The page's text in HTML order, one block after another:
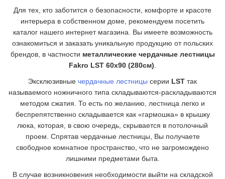
Для тех, кто заботится о безопасности, комфорте и красоте
интерьера в собственном доме, рекомендуем посетить
каталог нашего интернет магазина. Вы имеете возможность
ознакомиться и заказать уникальную продукцию от польских
брендов, в частности металлические чердачные лестницы
Fakro LST 60x90 (280см)
Эксклюзивные чердачные лестницы серии LST так
называемого ножничного типа складываются-раскладываются
методом сжатия. То есть по желанию, лестница легко и
беспрепятственно складывается как «гармошка» в крышку
люка, которая, в свою очередь, скрывается в потолочный
проем. Спрятав чердачные лестницы, Вы получаете
свободное комнатное пространство, что не загромождено
лишними предметами быта.
В случае возникновения необходимости выйти на складской